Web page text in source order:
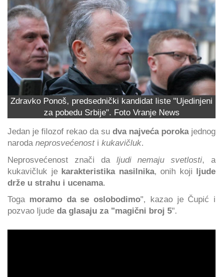
Zdravko Ponoš, predsednički kandidat liste "Ujedinjeni
za pobedu Srbije". Foto Vranje News
Jedan je filozof rekao da su dva najveća porokajednog
naroda neprosvećenosti kukavičluk.
Neprosvećenost znači da ljudi nemaju svetlosti , a
kukavičluk je karakteristika nasilnika, onih koji ljude
drže u strahu i ucenama
Toga moramo da se oslobodimo", kazao je Čupić i
pozvao ljude da glasaju za "magični broj 5".